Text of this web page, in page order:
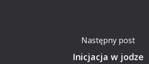
Następny post
Inicjacja w jodze